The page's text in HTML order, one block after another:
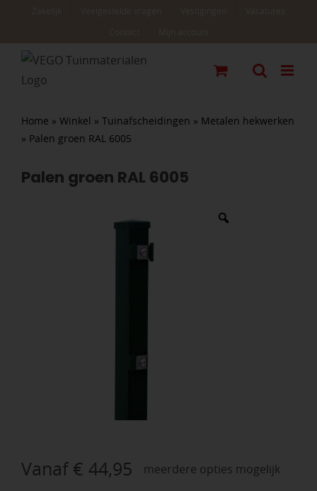
Home » Winkel » Tuinafscheidingen » Metalen hekwerken
» Palen groen RAL 6005
Palen groen RAL 6005
Vanaf € 44,95 meerdere opties mogelijk